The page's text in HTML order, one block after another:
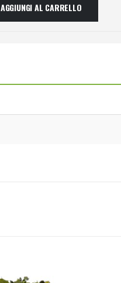
AGGIUNGI AL CARRELLO